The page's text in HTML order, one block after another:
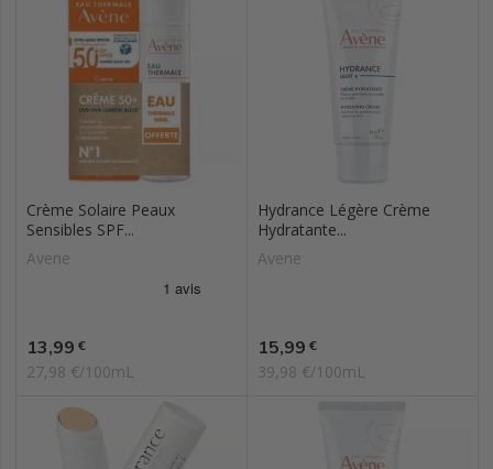
Crème Solaire Peaux
Sensibles SPF...
Avene
Prix
13,99 €
27,98 €/100mL
Hydrance Légère Crème
Hydratante...
Avene
Prix
15,99 €
39,98 €/100mL